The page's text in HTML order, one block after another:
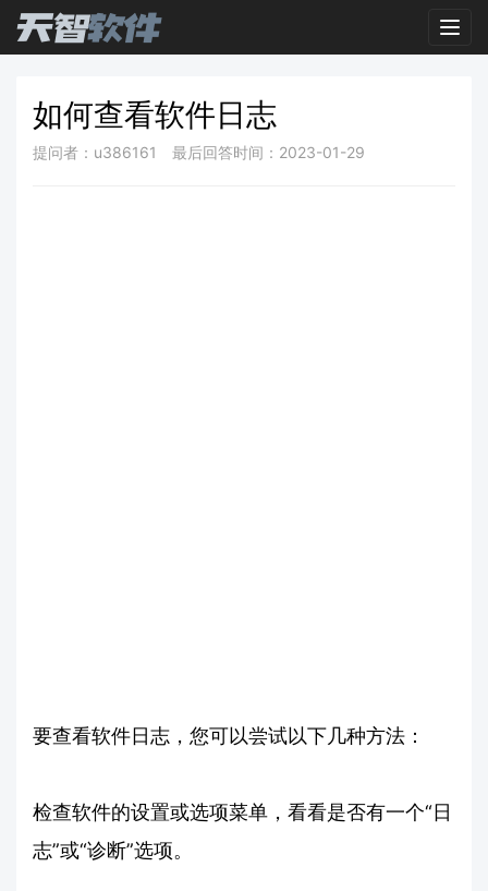
如何查看软件日志
提问者：u386161 最后回答时间：2023-01-29
要查看软件日志，您可以尝试以下几种方法：
检查软件的设置或选项菜单，看看是否有一个“日
志”或“诊断”选项。